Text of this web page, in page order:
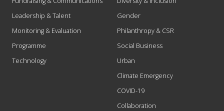
Leadership & Talent
Monitoring & Evaluation
Programme
Technology
Gender
Philanthropy & CSR
Social Business
Urban
Climate Emergency
COVID-19
Collaboration